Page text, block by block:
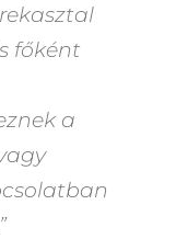
főként
a